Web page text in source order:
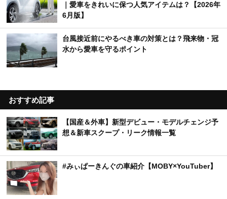
｜愛車をきれいに保つ人気アイテムは？【2026年
6月版】
台風接近前にやるべき車の対策とは？飛来物・冠
水から愛車を守るポイント
おすすめ記事
【国産＆外車】新型デビュー・モデルチェンジ予
想＆新車スクープ・リーク情報一覧
#みぃぱーきんぐの車紹介【MOBY×YouTuber】